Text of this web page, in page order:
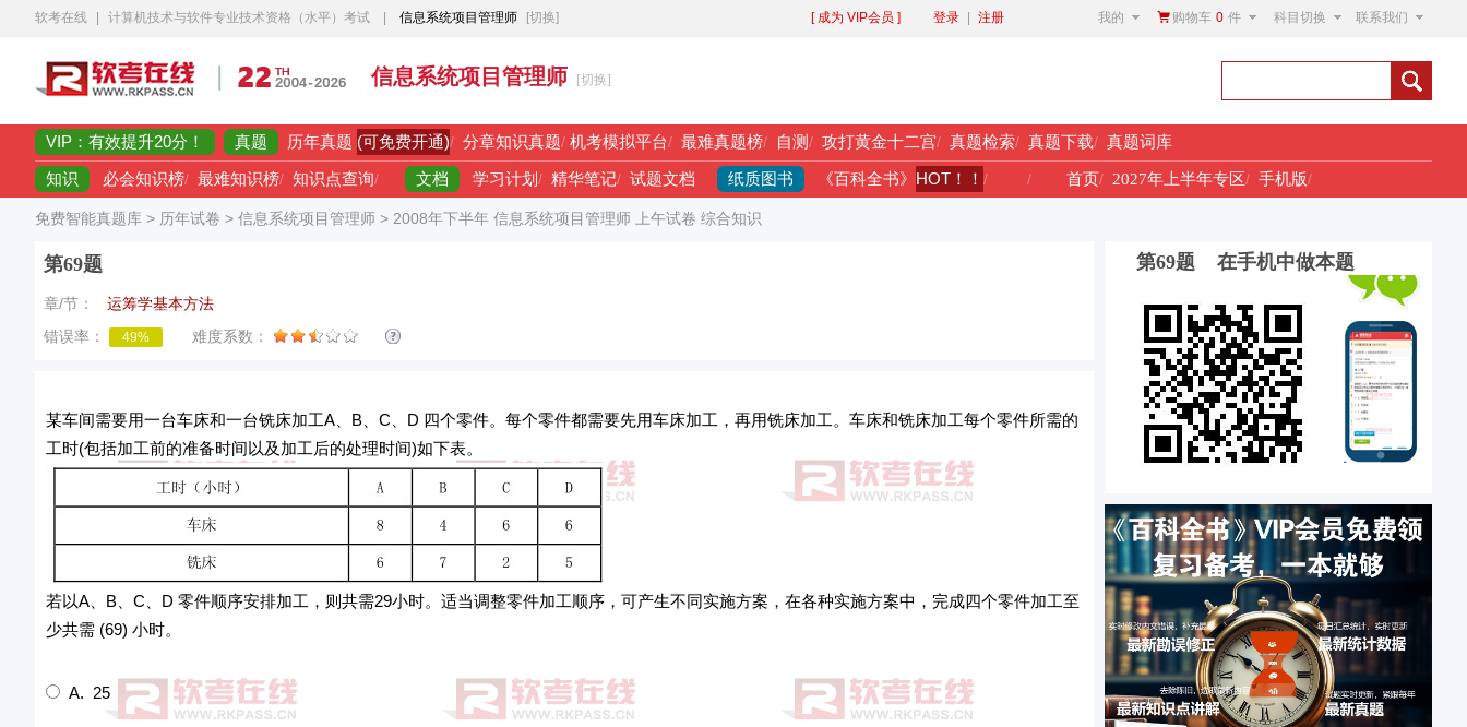
软考在线 计算机技术与软件专业技术资格（水平）考试 信息系统项目管理师 [切换] [ 成为 VIP会员 ] 登录 注册 我的 购物车 0 件 科目切换 联系我们
信息系统项目管理师 [切换]
VIP：有效提升20分！ 真题 历年真题 (可免费开通)/ 分章知识真题/ 机考模拟平台/ 最难真题榜/ 自测/ 攻打黄金十二宫/ 真题检索/ 真题下载/ 真题词库
知识 必会知识榜/ 最难知识榜/ 知识点查询/ 文档 学习计划/ 精华笔记/ 试题文档 纸质图书 《百科全书》 HOT！！ / / 首页/ 2027年上半年专区/ 手机版/
免费智能真题库 > 历年试卷 > 信息系统项目管理师 > 2008年下半年 信息系统项目管理师 上午试卷 综合知识
第69题
章/节：
运筹学基本方法
错误率：
49% 难度系数：
某车间需要用一台车床和一台铣床加工A、B、C、D 四个零件。每个零件都需要先用车床加工，再用铣床加工。车床和铣床加工每个零件所需的
工时(包括加工前的准备时间以及加工后的处理时间)如下表。
若以A、B、C、D 零件顺序安排加工，则共需29小时。适当调整零件加工顺序，可产生不同实施方案，在各种实施方案中，完成四个零件加工至
少共需 (69) 小时。
A. 25
第69题 在手机中做本题